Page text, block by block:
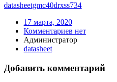
datasheetgmc40drxss734
17 марта, 2020
Комментариев нет
Администратор
datasheet
Добавить комментарий